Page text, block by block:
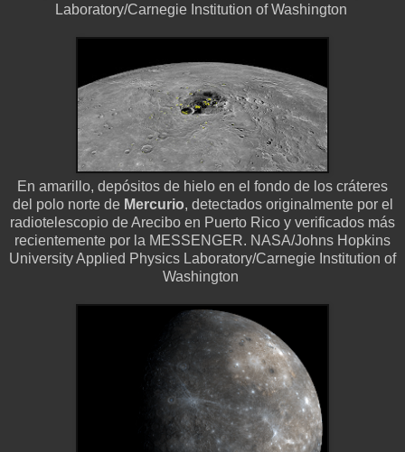
Laboratory/Carnegie Institution of Washington
En amarillo, depósitos de hielo en el fondo de los cráteres
del polo norte de Mercurio, detectados originalmente por el
radiotelescopio de Arecibo en Puerto Rico y verificados más
recientemente por la MESSENGER. NASA/Johns Hopkins
University Applied Physics Laboratory/Carnegie Institution of
Washington